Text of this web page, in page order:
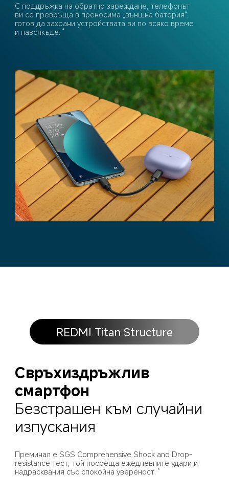
С поддръжка на обратно зареждане, телефонът
ви се превръща в преносима „външна батерия“,
готов да захрани устройствата ви по всяко време
и навсякъде.
4
REDMI Titan Structure
Свръхиздръжлив
смартфон
Безстрашен към случайни
изпускания
Преминал е SGS Comprehensive Shock and Drop-
resistance тест, той посреща ежедневните удари и
надрасквания със спокойна увереност.
5